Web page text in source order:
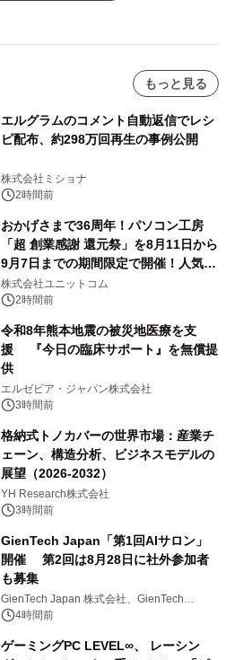
もっと見る
エルグラムのコメント自動返信でレシ
ピ配布、約298万回再生の事例公開
株式会社ミショナ
2時間前
おかげさまで36周年！パソコン工房
「超 創業感謝 還元祭」を8月11日から
9月7日までの期間限定で開催！人気の
ゲーミングPCや高性能ノートPCなど
対象iiyama PCのご購入で最大3万円分
株式会社ユニットコム
2時間前
令和8年熊本地震の被災地医療を支
援 『今日の臨床サポート』を無償提
供
エルゼビア・ジャパン株式会社
3時間前
格納式トノカバーの世界市場：産業チ
ェーン、構造分析、ビジネスモデルの
展望（2026-2032）
YH Research株式会社
3時間前
GienTech Japan「第1回AIサロン」
開催 第2回は8月28日に社外参加者
も募集
GienTech Japan 株式会社、GienTech
Consulting Japan 株式会社
4時間前
ゲーミングPC LEVEL∞、 レーシン